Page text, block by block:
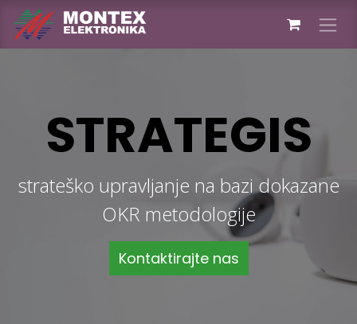
Skip to Content
STRATEGIS
strateško upravljanje na bazi dokazane
OKR metodologije
Kontaktirajte nas